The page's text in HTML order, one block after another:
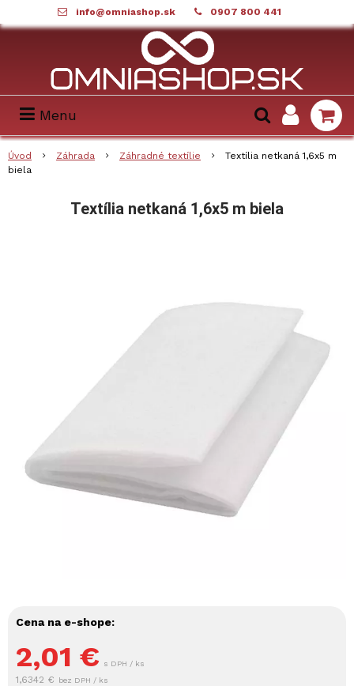
info@omniashop.sk 0907 800 441
Menu
Úvod Záhrada Záhradné textílie
Textília netkaná 1,6x5 m
biela
Textília netkaná 1,6x5 m biela
Cena na e-shope:
2,01 € s DPH / ks
1,6342 € bez DPH / ks